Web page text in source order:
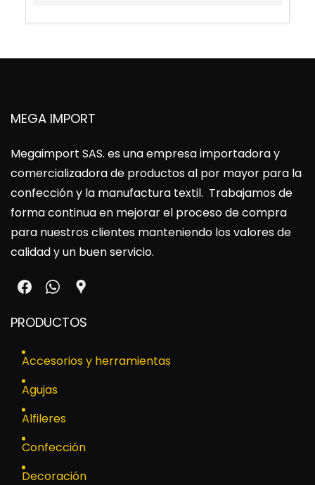
MEGA IMPORT
Megaimport SAS. es una empresa importadora y
comercializadora de productos al por mayor para la
confección y la manufactura textil. Trabajamos de
forma continua en mejorar el proceso de compra
para nuestros clientes manteniendo los valores de
calidad y un buen servicio.
PRODUCTOS
Accesorios y herramientas
Agujas
Alfileres
Confección
Decoración